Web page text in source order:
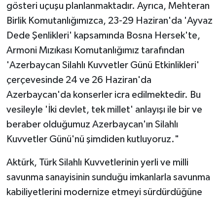
gösteri uçuşu planlanmaktadır. Ayrıca, Mehteran
Birlik Komutanlığımızca, 23-29 Haziran'da 'Ayvaz
Dede Şenlikleri' kapsamında Bosna Hersek'te,
Armoni Mızıkası Komutanlığımız tarafından
'Azerbaycan Silahlı Kuvvetler Günü Etkinlikleri'
çerçevesinde 24 ve 26 Haziran'da
Azerbaycan'da konserler icra edilmektedir. Bu
vesileyle 'İki devlet, tek millet' anlayışı ile bir ve
beraber olduğumuz Azerbaycan'ın Silahlı
Kuvvetler Günü'nü şimdiden kutluyoruz."
Aktürk, Türk Silahlı Kuvvetlerinin yerli ve milli
savunma sanayisinin sunduğu imkanlarla savunma
kabiliyetlerini modernize etmeyi sürdürdüğüne